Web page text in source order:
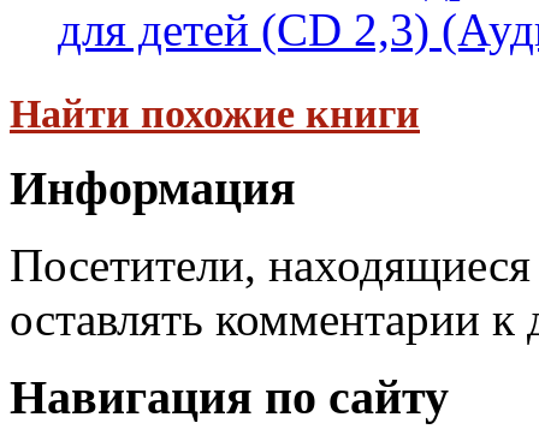
для детей (CD 2,3)
Найти похожие книги
Информация
Посетители,
оставлять комментарии к
Навигация по сайту